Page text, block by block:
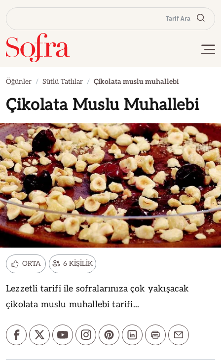
Tarif Ara
Öğünler Sütlü Tatlılar Çikolata muslu muhallebi
Çikolata Muslu Muhallebi
ORTA 6 KİŞİLİK
Lezzetli tarifi ile sofralarınıza çok yakışacak
çikolata muslu muhallebi tarifi...